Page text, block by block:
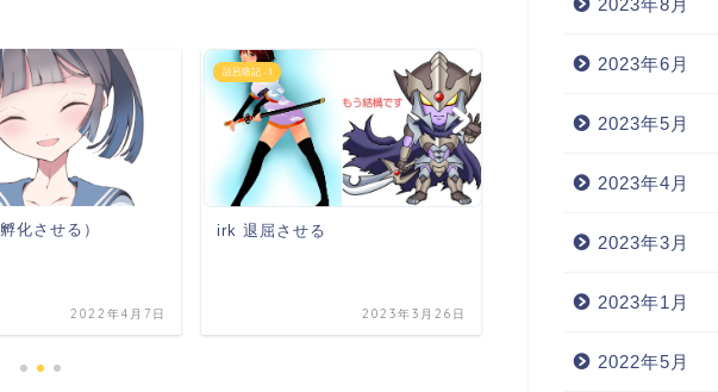
化させる）
2022年4月7日
語呂暗記 - I
irk 退屈させる
2023年3月26日
innocuous(無害な)
2022年
2023年8月
2023年6月
2023年5月
2023年4月
2023年3月
2023年1月
2022年5月